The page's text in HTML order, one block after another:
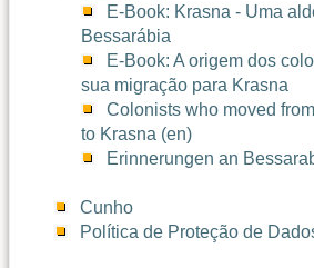
E-Book: Krasna - Uma
Bessarábia
E-Book: A origem dos
sua migração para Krasna
Colonists who moved
to Krasna (en)
Erinnerungen an
Cunho
Política de Proteção de